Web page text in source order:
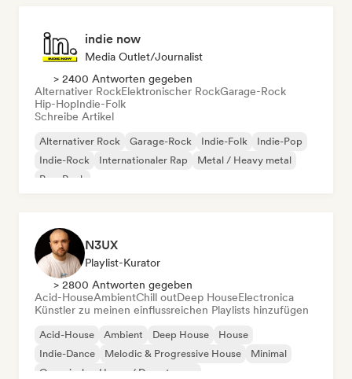
indie now
Media Outlet/Journalist
> 2400 Antworten gegeben
Alternativer RockElektronischer RockGarage-Rock
Hip-HopIndie-Folk
Schreibe Artikel
Alternativer Rock Garage-Rock Indie-Folk
Indie-Pop
Indie-Rock
Internationaler Rap
Metal / Heavy metal
Pop-Rock
N3UX
Playlist-Kurator
> 2800 Antworten gegeben
Acid-HouseAmbientChill outDeep HouseElectronica
Künstler zu meinen einflussreichen Playlists hinzufügen
Acid-House Ambient Deep House
House
Indie-Dance
Melodic & Progressive House
Minimal
Organischer House / Downtempo